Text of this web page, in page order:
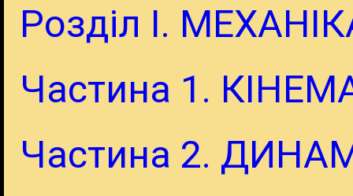
Розділ І.
Частина 1.
Частина 2.